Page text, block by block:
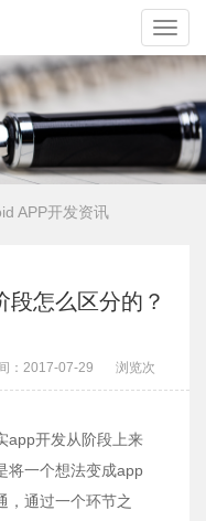
Toggle
APP开发资讯
段怎么区分的？
：2017-07-29 浏览次
开发从阶段上来
将一个想法变成app
，通过一个环节之